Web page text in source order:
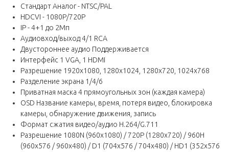
Стандарт Аналог - NTSC/PAL
HDCVI - 1080Р/720P
IP - 4+1 до 2Мп
Аудиовход/выход 4/1 RCA
Двустороннее аудио Поддерживается
Интерфейс 1 VGA, 1 HDMI
Разрешение 1920x1080, 1280x1024, 1280x720, 1024x768
Разделение экрана 1/4/6
Приватная маска 4 прямоугольных зон (каждая камера)
OSD Название камеры, время, потеря видео, блокировка
камеры, обнаружение движения, запись
Формат сжатия видео/аудио H.264/G.711
Разрешение 1080N (960х1080) / 720P (1280x720) / 960H
(960x576 / 960x480) / D1 (704x576 / 704x480) / HD1 (352x576